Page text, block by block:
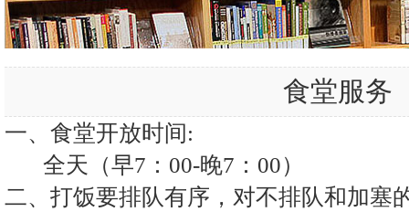
食堂服务
一、食堂开放时间:
全天（早7：00-晚7：00）
二、打饭要排队有序，对不排队和加塞